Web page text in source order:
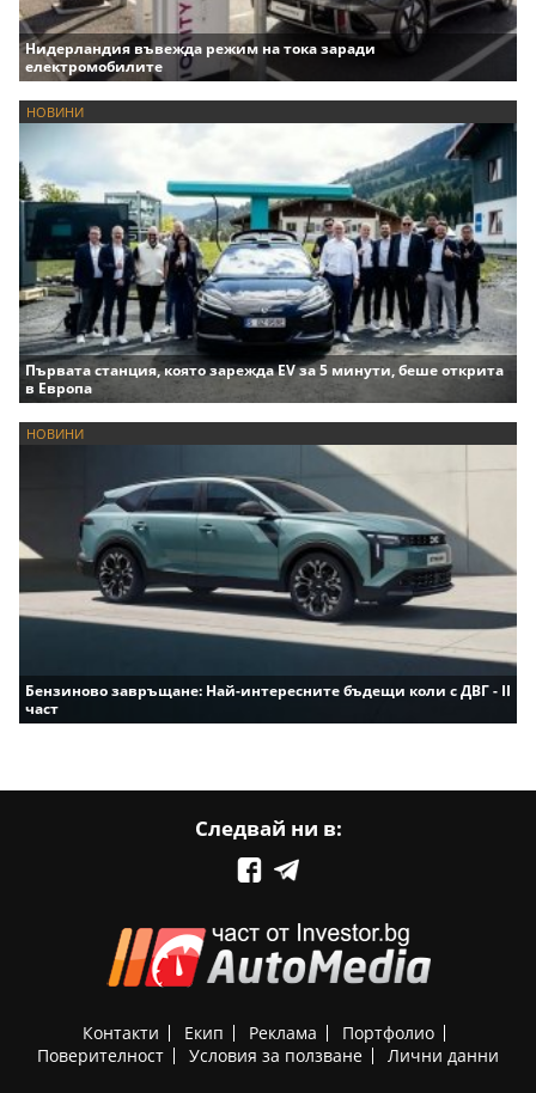
Нидерландия въвежда режим на тока заради
електромобилите
НОВИНИ
Първата станция, която зарежда EV за 5 минути, беше открита
в Европа
НОВИНИ
Бензиново завръщане: Най-интересните бъдещи коли с ДВГ - II
част
Следвай ни в:
Контакти Екип Реклама
Портфолио
Поверителност
Условия за ползване Лични данни